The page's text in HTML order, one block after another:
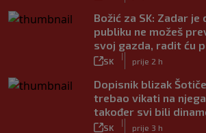
Božić za SK: Zadar je
publiku ne možeš
svoj gazda, radit ću
SK
|
prije 2 h
Dopisnik blizak
trebao vikati na
također svi bili
SK
|
prije 3 h